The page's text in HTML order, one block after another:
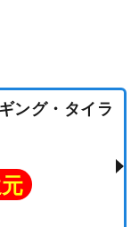
ング・タイラ